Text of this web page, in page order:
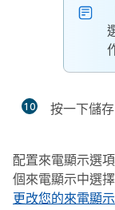
10 按一下儲存
配置來電顯示選
個來電顯示中選
更改您的來電顯示